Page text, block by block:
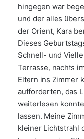
hingegen war
und der alles
der Orient, Kara
Dieses
Schnell- und
Terrasse, nachts
Eltern ins Zimmer
aufforderten, das
weiterlesen
lassen. Meine
kleiner Lichtstrahl